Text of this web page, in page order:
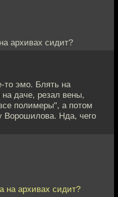
архивах сидит?
то эмо. Блять на
на даче, резал вены,
полимеры", а потом
Ворошилова. Нда, чего
на архивах сидит?